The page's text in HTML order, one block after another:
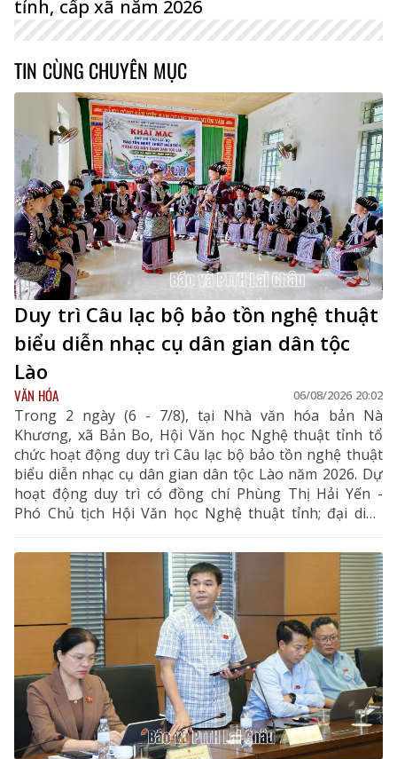
tỉnh, cấp xã năm 2026
TIN CÙNG CHUYÊN MỤC
Duy trì Câu lạc bộ bảo tồn nghệ thuật
biểu diễn nhạc cụ dân gian dân tộc
Lào
VĂN HÓA 06/08/2026 20:02
Trong 2 ngày (6 - 7/8), tại Nhà văn hóa bản Nà
Khương, xã Bản Bo, Hội Văn học Nghệ thuật tỉnh tổ
chức hoạt động duy trì Câu lạc bộ bảo tồn nghệ thuật
biểu diễn nhạc cụ dân gian dân tộc Lào năm 2026. Dự
hoạt động duy trì có đồng chí Phùng Thị Hải Yến -
Phó Chủ tịch Hội Văn học Nghệ thuật tỉnh; đại diện
Phòng Văn hóa - Xã hội xã Bản Bo và 24 thành viên
câu lạc bộ.